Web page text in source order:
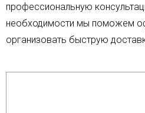
профессиональную
необходимости мы поможем
организовать быструю